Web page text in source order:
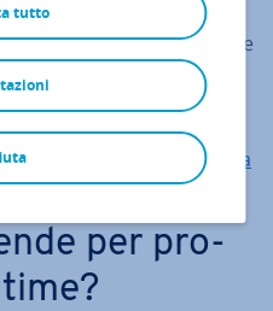
in tutto il mondo come
pro­du­zio­ne. Esso trova
gruppi con prodotti
per mercati piccoli
vantaggio dall’
economia
per pro­
tutto